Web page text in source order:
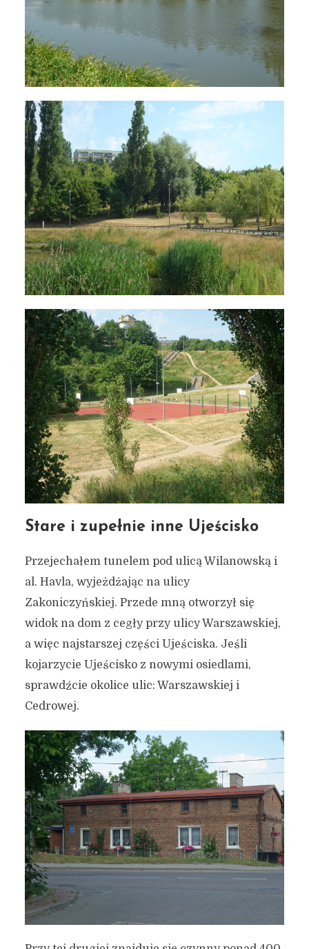
Stare i zupełnie inne Ujeścisko
Przejechałem tunelem pod ulicą Wilanowską i
al. Havla, wyjeżdżając na ulicy
Zakoniczyńskiej. Przede mną otworzył się
widok na dom z cegły przy ulicy Warszawskiej,
a więc najstarszej części Ujeściska. Jeśli
kojarzycie Ujeścisko z nowymi osiedlami,
sprawdźcie okolice ulic: Warszawskiej i
Cedrowej.